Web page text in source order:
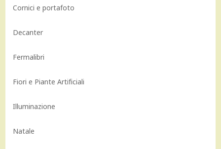
Cornici e portafoto
Decanter
Fermalibri
Fiori e Piante Artificiali
Illuminazione
Natale